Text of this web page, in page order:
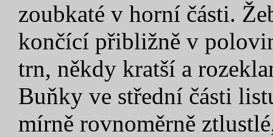
zoubkaté v horní části.
končící přibližně v
trn, někdy kratší a
Buňky ve střední části
mírně rovnoměrně